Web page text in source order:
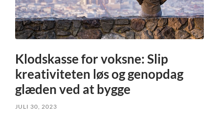
Klodskasse for voksne: Slip
kreativiteten løs og genopdag
glæden ved at bygge
JULI 30, 2023